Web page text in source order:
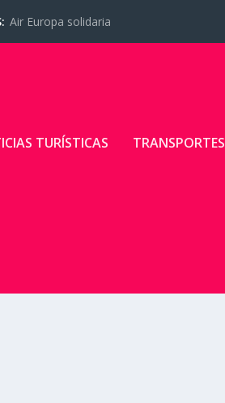
Air Europa solidaria
TURÍSTICAS TRANSPORTES